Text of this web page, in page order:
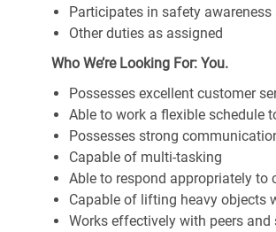
Participates in safety
Other duties as assigned
Who We’re Looking For: You.
Possesses excellent customer
Able to work a flexible schedule
Possesses strong
Capable of multi-tasking
Able to respond appropriately to
Capable of lifting heavy objects
Works effectively with peers and